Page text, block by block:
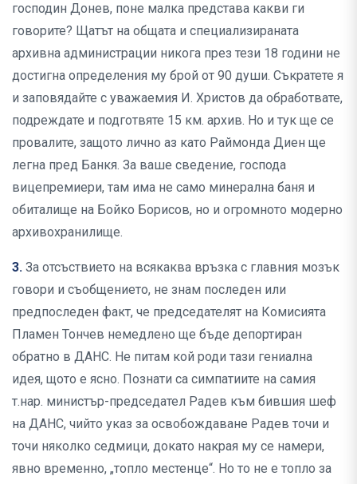
господин Донев, поне малка представа какви ги
говорите? Щатът на общата и специализираната
архивна администрации никога през тези 18 години не
достигна определения му брой от 90 души. Съкратете я
и заповядайте с уважаемия И. Христов да обработвате,
подреждате и подготвяте 15 км. архив. Но и тук ще се
провалите, защото лично аз като Раймонда Диен ще
легна пред Банкя. За ваше сведение, господа
вицепремиери, там има не само минерална баня и
обиталище на Бойко Борисов, но и огромното модерно
архивохранилище.
3. За отсъствието на всякаква връзка с главния мозък
говори и съобщението, не знам последен или
предпоследен факт, че председателят на Комисията
Пламен Тончев немедлено ще бъде депортиран
обратно в ДАНС. Не питам кой роди тази гениална
идея, щото е ясно. Познати са симпатиите на самия
т.нар. министър-председател Радев към бившия шеф
на ДАНС, чийто указ за освобождаване Радев точи и
точи няколко седмици, докато накрая му се намери,
явно временно, „топло местенце“. Но то не е топло за